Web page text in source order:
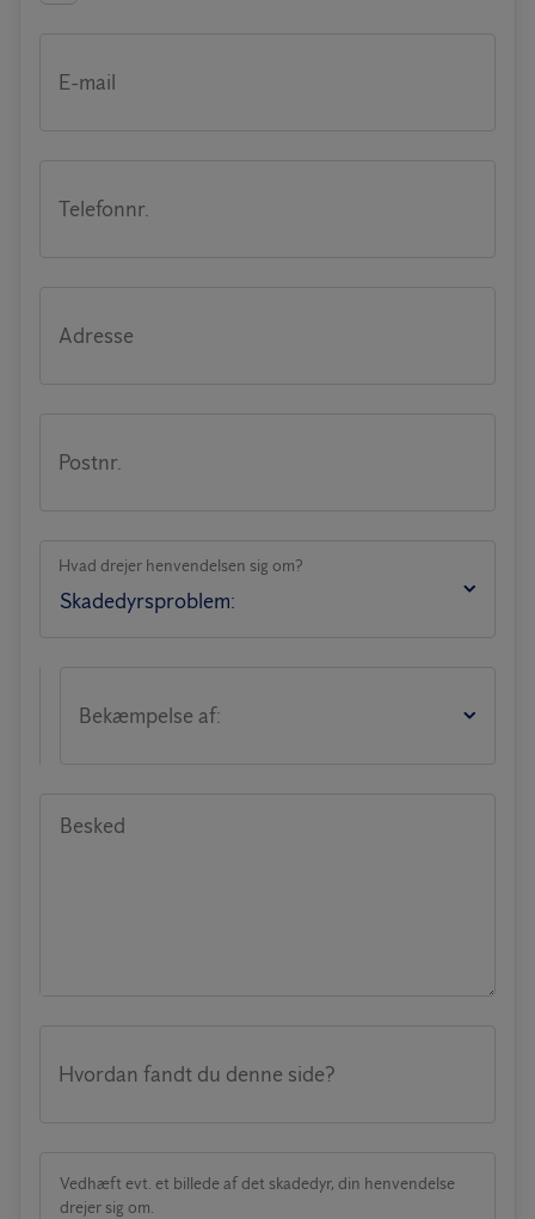
E-mail
Telefonnr.
Adresse
Postnr.
Hvad drejer henvendelsen sig om?
Bekæmpelse af:
Besked
Hvordan fandt du denne side?
Vedhæft evt. et billede af det skadedyr, din henvendelse
drejer sig om.